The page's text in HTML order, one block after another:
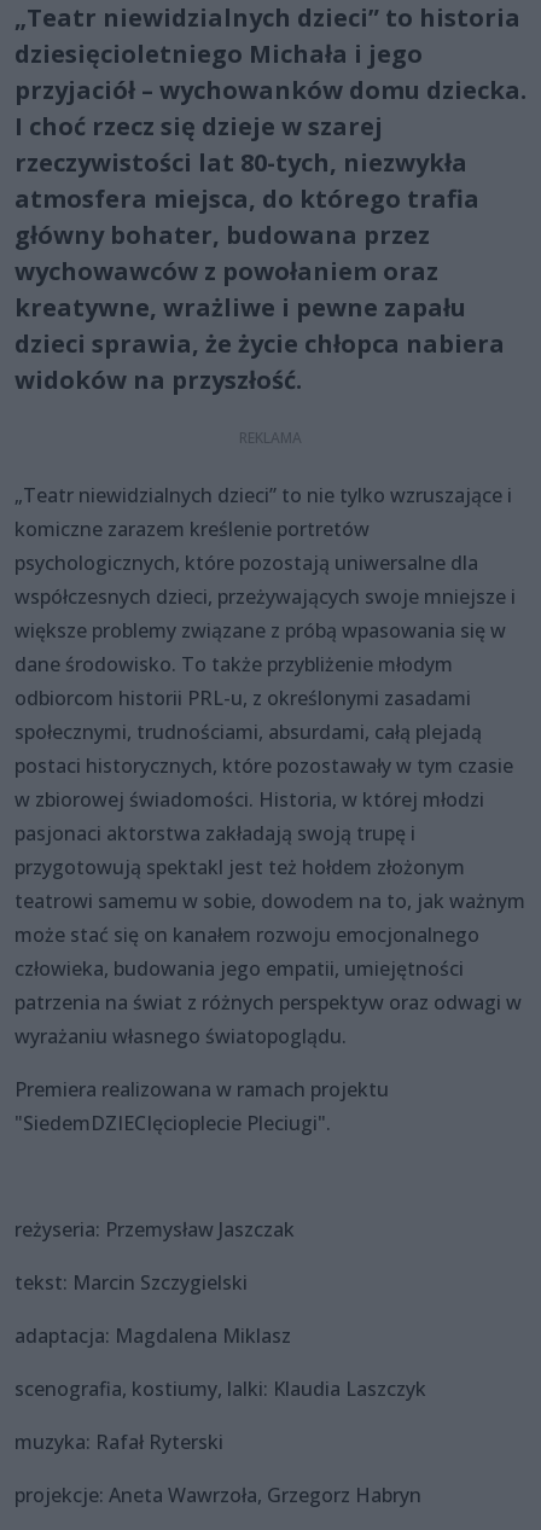
„Teatr niewidzialnych dzieci” to historia
dziesięcioletniego Michała i jego
przyjaciół – wychowanków domu dziecka.
I choć rzecz się dzieje w szarej
rzeczywistości lat 80-tych, niezwykła
atmosfera miejsca, do którego trafia
główny bohater, budowana przez
wychowawców z powołaniem oraz
kreatywne, wrażliwe i pewne zapału
dzieci sprawia, że życie chłopca nabiera
widoków na przyszłość.
„Teatr niewidzialnych dzieci” to nie tylko wzruszające i
komiczne zarazem kreślenie portretów
psychologicznych, które pozostają uniwersalne dla
współczesnych dzieci, przeżywających swoje mniejsze i
większe problemy związane z próbą wpasowania się w
dane środowisko. To także przybliżenie młodym
odbiorcom historii PRL-u, z określonymi zasadami
społecznymi, trudnościami, absurdami, całą plejadą
postaci historycznych, które pozostawały w tym czasie
w zbiorowej świadomości. Historia, w której młodzi
pasjonaci aktorstwa zakładają swoją trupę i
przygotowują spektakl jest też hołdem złożonym
teatrowi samemu w sobie, dowodem na to, jak ważnym
może stać się on kanałem rozwoju emocjonalnego
człowieka, budowania jego empatii, umiejętności
patrzenia na świat z różnych perspektyw oraz odwagi w
wyrażaniu własnego światopoglądu.
Premiera realizowana w ramach projektu
"SiedemDZIECIęcioplecie Pleciugi".
reżyseria: Przemysław Jaszczak
tekst: Marcin Szczygielski
adaptacja: Magdalena Miklasz
scenografia, kostiumy, lalki: Klaudia Laszczyk
muzyka: Rafał Ryterski
projekcje: Aneta Wawrzoła, Grzegorz Habryn